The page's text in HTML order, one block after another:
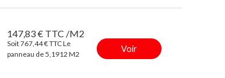
147,83 € TTC /M2
Soit 767,44 € TTC Le
panneau de 5,1912 M2
Voir